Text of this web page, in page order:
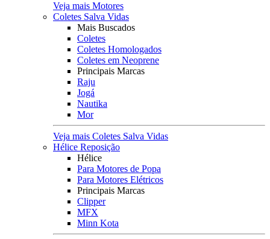
Veja mais Motores
Coletes Salva Vidas
Mais Buscados
Coletes
Coletes Homologados
Coletes em Neoprene
Principais Marcas
Raju
Jogá
Nautika
Mor
Veja mais Coletes Salva Vidas
Hélice Reposição
Hélice
Para Motores de Popa
Para Motores Elétricos
Principais Marcas
Clipper
MFX
Minn Kota